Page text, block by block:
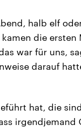
halb elf
die
war für uns,
darauf
hat, die
irgendjemand